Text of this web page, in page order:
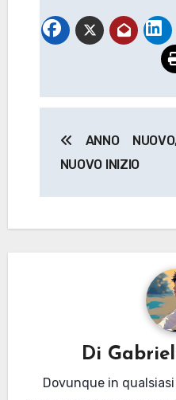
articoli
ANNO
NUOVO INIZIO
Di
Dovunque in